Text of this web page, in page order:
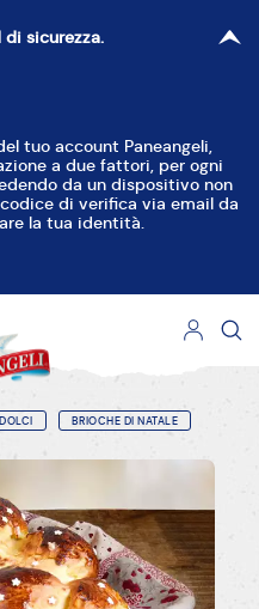
sicurezza.
tuo account Paneangeli,
a due fattori, per ogni
da un dispositivo non
di verifica via email da
la tua identità.
BRIOCHE DI NATALE